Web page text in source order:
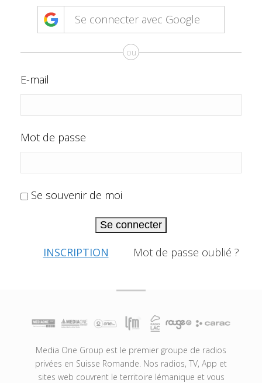
Se connecter avec Google
ou
E-mail
Mot de passe
Se souvenir de moi
Se connecter
INSCRIPTION Mot de passe oublié ?
Media One Group est le premier groupe de radios
privées en Suisse Romande. Nos radios, TV, App et
sites web couvrent le territoire lémanique et vous